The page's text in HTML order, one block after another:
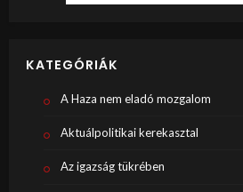
KATEGÓRIÁK
A Haza nem eladó mozgalom
Aktuálpolitikai kerekasztal
Az igazság tükrében